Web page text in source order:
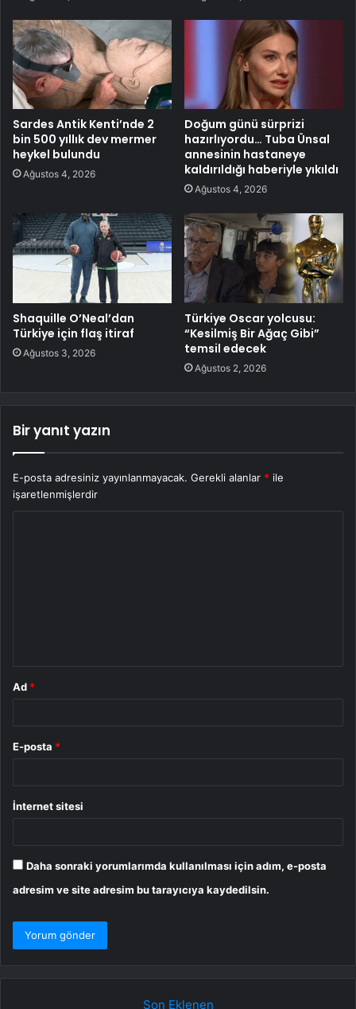
Sardes Antik Kenti’nde 2
bin 500 yıllık dev mermer
heykel bulundu
Ağustos 4, 2026
Doğum günü sürprizi
hazırlıyordu… Tuba Ünsal
annesinin hastaneye
kaldırıldığı haberiyle yıkıldı
Ağustos 4, 2026
Shaquille O’Neal’dan
Türkiye için flaş itiraf
Ağustos 3, 2026
Türkiye Oscar yolcusu:
“Kesilmiş Bir Ağaç Gibi”
temsil edecek
Ağustos 2, 2026
Bir yanıt yazın
E-posta adresiniz yayınlanmayacak. Gerekli alanlar * ile
işaretlenmişlerdir
Ad *
E-posta *
İnternet sitesi
Daha sonraki yorumlarımda kullanılması için adım, e-posta
adresim ve site adresim bu tarayıcıya kaydedilsin.
Son Eklenen